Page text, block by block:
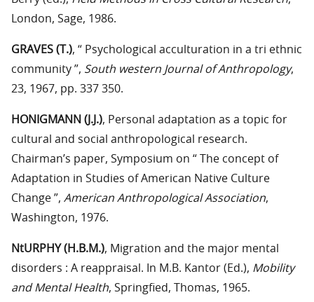
London, Sage, 1986.
GRAVES (T.), “ Psychological acculturation in a tri ethnic
community ”, South western Journal of Anthropology,
23, 1967, pp. 337 350.
HONIGMANN (J.J.), Personal adaptation as a topic for
cultural and social anthropological research.
Chairman’s paper, Symposium on “ The concept of
Adaptation in Studies of American Native Culture
Change ”, American Anthropological Association,
Washington, 1976.
NtURPHY (H.B.M.), Migration and the major mental
disorders : A reappraisal. In M.B. Kantor (Ed.), Mobility
and Mental Health, Springfied, Thomas, 1965.